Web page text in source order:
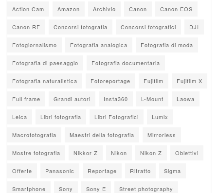
Action Cam Amazon Archivio Canon Canon EOS
Canon RF Concorsi fotografia Concorsi fotografici DJI
Fotogiornalismo Fotografia analogica Fotografia di moda
Fotografia di paesaggio Fotografia documentaria
Fotografia naturalistica Fotoreportage Fujifilm Fujifilm X
Full frame Grandi autori Insta360 L-Mount Laowa
Leica Libri fotografia Libri Fotografici Lumix
Macrofotografia Maestri della fotografia Mirrorless
Mostre fotografia Nikkor Z Nikon Nikon Z Obiettivi
Offerte Panasonic Reportage Ritratto Sigma
Smartphone Sony Sony E Street photography